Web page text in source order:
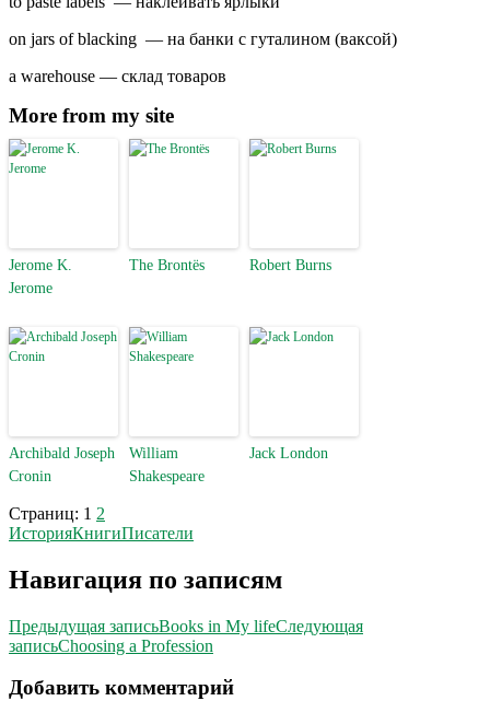
on jars of blacking — на банки с гуталином (ваксой)
a warehouse — склад товаров
More from my site
Jerome K.
Jerome
The Brontës Robert Burns
Archibald Joseph
Cronin
William
Shakespeare
Jack London
Страниц: 1 2
ИсторияКнигиПисатели
Навигация по записям
Предыдущая записьBooks in My lifeСледующая
записьChoosing a Profession
Добавить комментарий